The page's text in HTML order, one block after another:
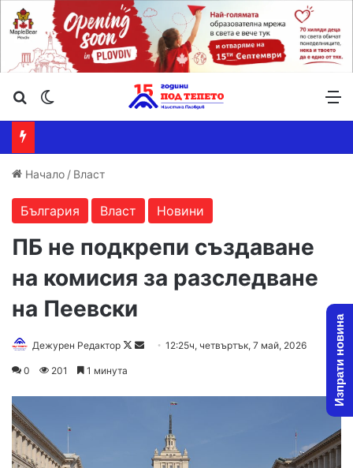
Търсене ...
Начало / Власт
България Власт Новини
ПБ не подкрепи създаване
на комисия за разследване
на Пеевски
Дежурен Редактор
Follow
Send12:25ч, четвъртък, 7 май, 2026
0 201 1 минута Изпрати новина